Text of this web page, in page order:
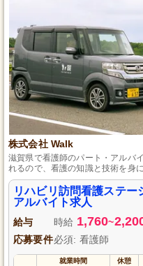
株式会社 Walk
滋賀県で看護師のパート・アルバ
れるので、看護の知識と技術を身
やりがいを感じることができます
な研修制度と経験豊富なスタッフ
ライベートと仕事のバランスを大
リハビリ訪問看護ステー
アルバイト求人
給与 時給 1,760~
応募要件必須: 看護師
就業時間 休憩